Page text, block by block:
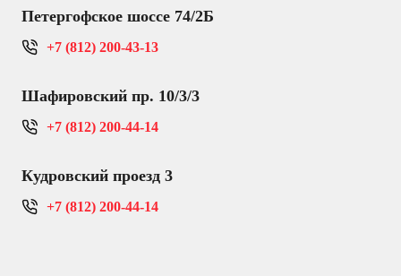
Петергофское шоссе 74/2Б
+7 (812) 200-43-13
Шафировский пр. 10/3/3
+7 (812) 200-44-14
Кудровский проезд 3
+7 (812) 200-44-14